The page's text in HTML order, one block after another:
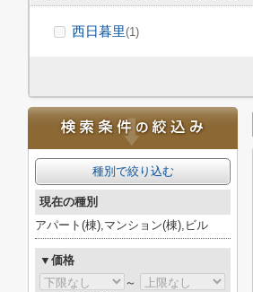
西日暮里(1)
種別で絞り込む
現在の種別
アパート(棟),マンション(棟),ビル
▼価格
～